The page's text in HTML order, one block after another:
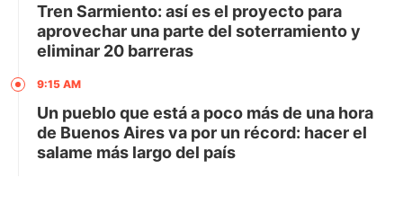
Tren Sarmiento: así es el proyecto para
aprovechar una parte del soterramiento y
eliminar 20 barreras
9:15 AM
Un pueblo que está a poco más de una hora
de Buenos Aires va por un récord: hacer el
salame más largo del país